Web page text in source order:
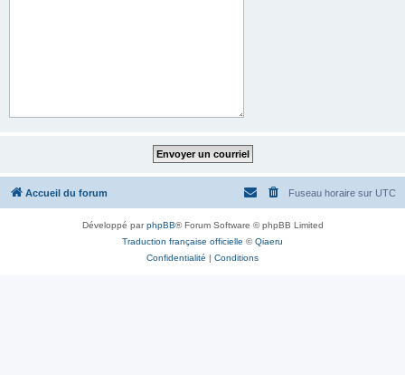
Accueil du forum Fuseau horaire sur UTC
Développé parphpBB® Forum Software © phpBB Limited
Traduction française officielle ©Qiaeru
Confidentialité | Conditions